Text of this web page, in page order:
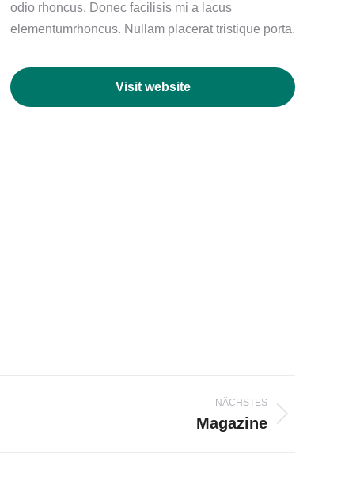
odio rhoncus. Donec facilisis mi a lacus
elementumrhoncus. Nullam placerat tristique porta.
Visit website
NÄCHSTES
Magazine